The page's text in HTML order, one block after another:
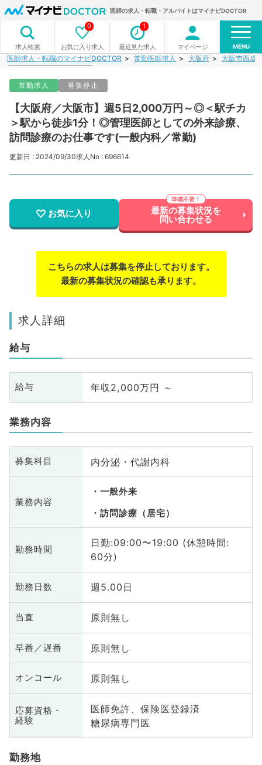
医師の求人・転職・アルバイトはマイナビDOCTOR
求人検索 お気に入り求人
0
最近見た求人
1
マイページ MENU
医師求人・転職のマイナビDOCTOR 常勤医師求人 大阪府 大阪市西成
常勤求人 募集停止
【大阪府／大阪市】週5日2,000万円～◎＜駅チカ
＞駅から徒歩1分！◎管理医師としての外来診療、
訪問診療のお仕事です(一般内科／常勤)
更新日 : 2024/09/30求人No : 696614
お気に入り 最新の募集状況を
問い合わせる
こちらの求人は募集を停止しております。
最新の募集状況の確認も承ります。
求人詳細
給与
給与 年収2,000万円 ～
業務内容
募集科目 内分泌・代謝内科
業務内容
一般外来
訪問診療（居宅）
勤務時間
日勤:09:00〜19:00 (休憩時間:
60分)
勤務日数 週5.00日
当直 原則無し
早番／遅番 原則無し
オンコール 原則無し
応募資格・
経験
医師免許、保険医登録済
糖尿病専門医
勤務地